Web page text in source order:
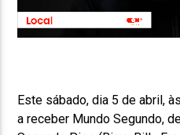
Este sábado, dia 5 de abril,
a receber Mundo Segundo,